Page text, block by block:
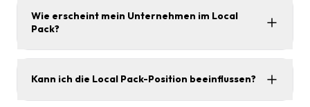
Wie erscheint mein Unternehmen im Local
Pack?
Kann ich die Local Pack-Position beeinflussen?